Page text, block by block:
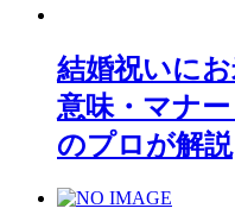
結婚祝いに
意味・マナ
のプロが解説